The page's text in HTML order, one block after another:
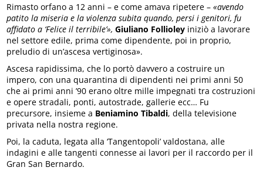
Rimasto orfano a 12 anni – e come amava ripetere –«avendo
patito la miseria e la violenza subita quando, persi i genitori, fu
affidato a ‘Felice il terribile’», Giuliano Follioley iniziò a lavorare
nel settore edile, prima come dipendente, poi in proprio,
preludio di un’ascesa vertiginosa».
Ascesa rapidissima, che lo portò davvero a costruire un
impero, con una quarantina di dipendenti nei primi anni 50
che ai primi anni ’90 erano oltre mille impegnati tra costruzioni
e opere stradali, ponti, autostrade, gallerie ecc… Fu
precursore, insieme a Beniamino Tibaldi, della televisione
privata nella nostra regione.
Poi, la caduta, legata alla ‘Tangentopoli’ valdostana, alle
indagini e alle tangenti connesse ai lavori per il raccordo per il
Gran San Bernardo.